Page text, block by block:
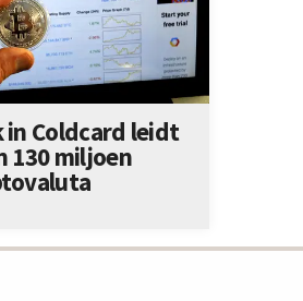
in Coldcard leidt
130 miljoen